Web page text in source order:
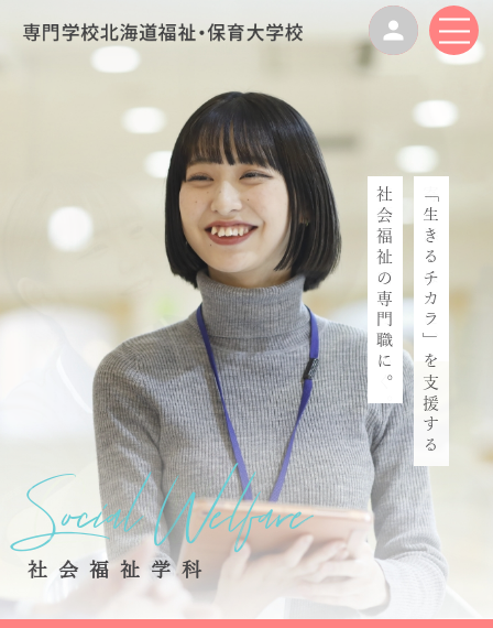
Social Welfare
社会福祉学科
「生きるチカラ」を支援する
社会福祉の専門職に。
Care Work
介護福祉学科
寄り添うほどに、
笑顔って広がっていく。